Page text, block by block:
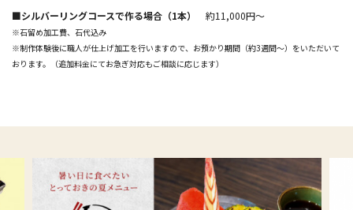
■シルバーリングコースで作る場合（1本） 約11,000円～
※石留め加工費、石代込み
※制作体験後に職人が仕上げ加工を行いますので、お預かり期間（約3週間～）をいただいて
おります。（追加料金にてお急ぎ対応もご相談に応じます）